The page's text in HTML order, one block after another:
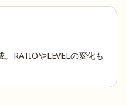
RATIOやLEVELの変化も